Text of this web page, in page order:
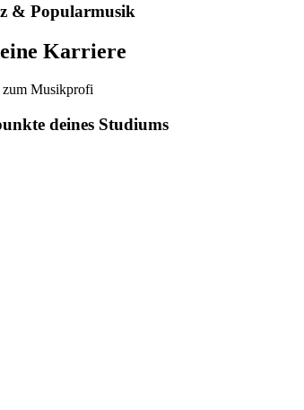
& Popularmusik
Karriere
Musikprofi
deines Studiums